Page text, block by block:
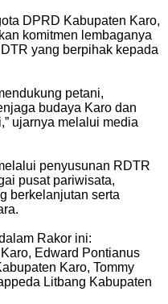
DPRD Kabupaten Karo,
komitmen lembaganya
yang berpihak kepada
petani,
budaya Karo dan
ujarnya melalui media
penyusunan RDTR
pusat pariwisata,
berkelanjutan serta
Rakor ini:
Edward Pontianus
Karo, Tommy
Litbang Kabupaten